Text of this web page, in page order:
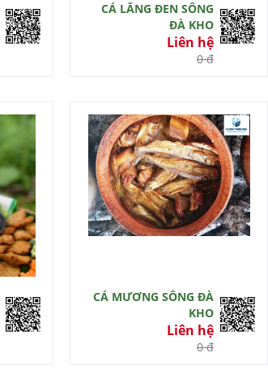
CÁ LĂNG ĐEN SÔNG
ĐÀ KHO
Liên hệ
0 đ
CÁ MƯƠNG SÔNG ĐÀ
KHO
Liên hệ
0 đ